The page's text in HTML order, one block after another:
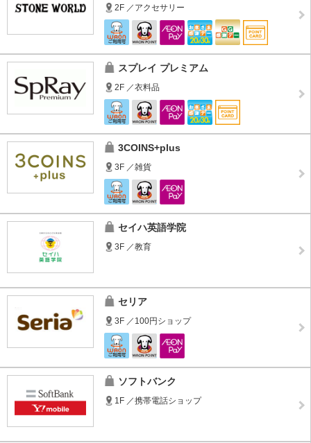
2F ／アクセサリー
スプレイ プレミアム
2F ／衣料品
3COINS+plus
3F ／雑貨
セイハ英語学院
3F ／教育
セリア
3F ／100円ショップ
ソフトバンク
1F ／携帯電話ショップ